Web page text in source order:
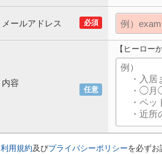
必須
メールアドレス
任意
内容
【ヒーロー
利用規約及びプライバシーポリシーを必ず